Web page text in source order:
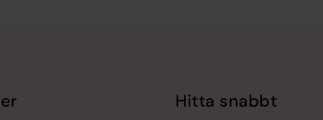
Hitta snabbt